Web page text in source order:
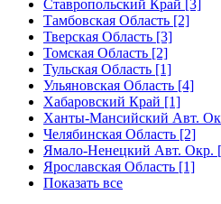
Ставропольский Край [3]
Тамбовская Область [2]
Тверская Область [3]
Томская Область [2]
Тульская Область [1]
Ульяновская Область [4]
Хабаровский Край [1]
Ханты-Мансийский Авт.
Челябинская Область [2]
Ямало-Ненецкий Авт. Окр.
Ярославская Область [1]
Показать все